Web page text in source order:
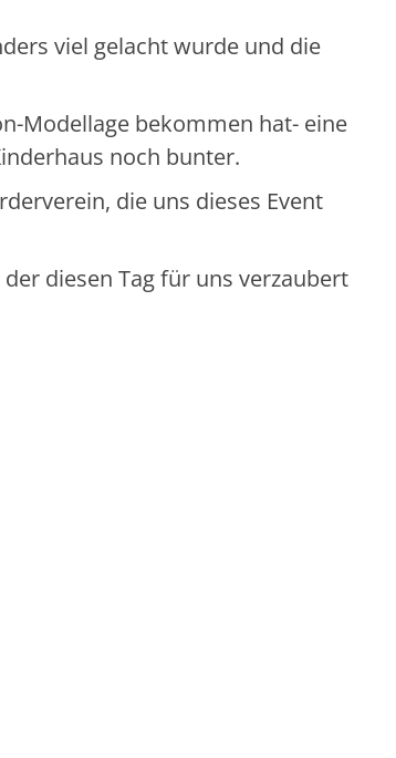
viel gelacht wurde und die
Modellage bekommen hat- eine
noch bunter.
die uns dieses Event
diesen Tag für uns verzaubert